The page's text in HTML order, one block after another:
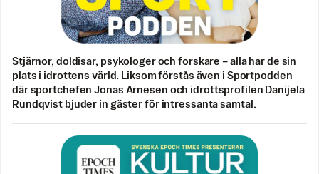
Stjärnor, doldisar, psykologer och forskare – alla har de sin
plats i idrottens värld. Liksom förstås även i Sportpodden
där sportchefen Jonas Arnesen och idrottsprofilen Danijela
Rundqvist bjuder in gäster för intressanta samtal.